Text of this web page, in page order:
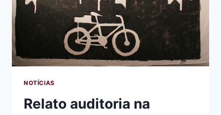
NOTÍCIAS
Relato auditoria na